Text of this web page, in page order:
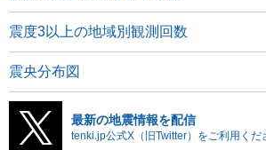
震度3以上の地域別観測回数
震央分布図
最新の地震情報を配信
tenki.jp公式X（旧Twitter）をご利用くだ